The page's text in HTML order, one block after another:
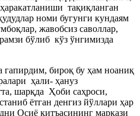
тақиқланган
номи бугунги кундаям
жавобсиз саволлар,
бўлиб кўз ўнгимизда
бироқ бу ҳам ноаниқ
ҳали- ҳануз
шарқда Ҳоби саҳроси,
ётган денгиз йўллари ҳар
Осиё қитъасининг маркази